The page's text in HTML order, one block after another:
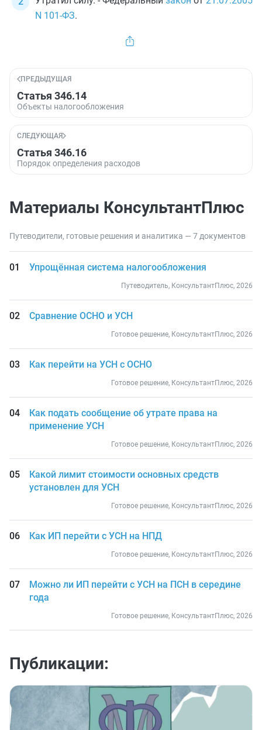
N 101-ФЗ.
ПРЕДЫДУЩАЯ
Статья 346.14
Объекты налогообложения
СЛЕДУЮЩАЯ
Статья 346.16
Порядок определения расходов
Материалы КонсультантПлюс
Путеводители, готовые решения и аналитика — 7 документов
Упрощённая система налогообложения
Путеводитель, КонсультантПлюс, 2026
Сравнение ОСНО и УСН
Готовое решение, КонсультантПлюс, 2026
Как перейти на УСН с ОСНО
Готовое решение, КонсультантПлюс, 2026
Как подать сообщение об утрате права на
применение УСН
Готовое решение, КонсультантПлюс, 2026
Какой лимит стоимости основных средств
установлен для УСН
Готовое решение, КонсультантПлюс, 2026
Как ИП перейти с УСН на НПД
Готовое решение, КонсультантПлюс, 2026
Можно ли ИП перейти с УСН на ПСН в середине
года
Готовое решение, КонсультантПлюс, 2026
Публикации: